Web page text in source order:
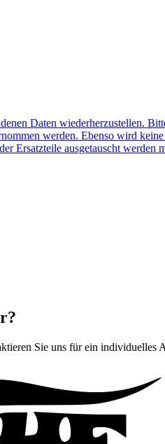
Daten wiederherzustellen.
werden. Ebenso wird
Ersatzteile ausgetauscht werden
Sie uns für ein individuelles